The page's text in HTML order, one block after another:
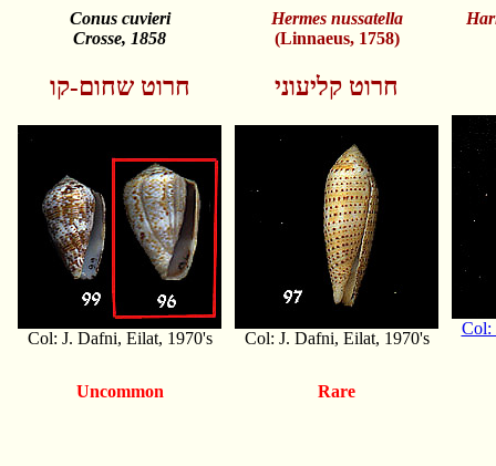
Conus cuvieri
Crosse, 1858
Hermes nussatella
(Linnaeus, 1758)
חרוט שחום-קו חרוט קליעוני
Col: J. Dafni, Eilat, 1970's Col: J. Dafni, Eilat, 1970's
Col:
Uncommon Rare